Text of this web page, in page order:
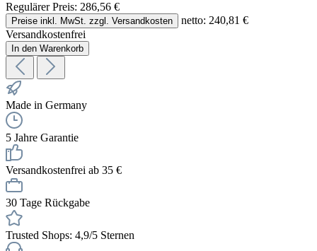
Regulärer Preis: 286,56 €
Preise inkl. MwSt. zzgl. Versandkosten
netto: 240,81 €
Versandkostenfrei
In den Warenkorb
Made in Germany
5 Jahre Garantie
Versandkostenfrei ab 35 €
30 Tage Rückgabe
Trusted Shops: 4,9/5 Sternen